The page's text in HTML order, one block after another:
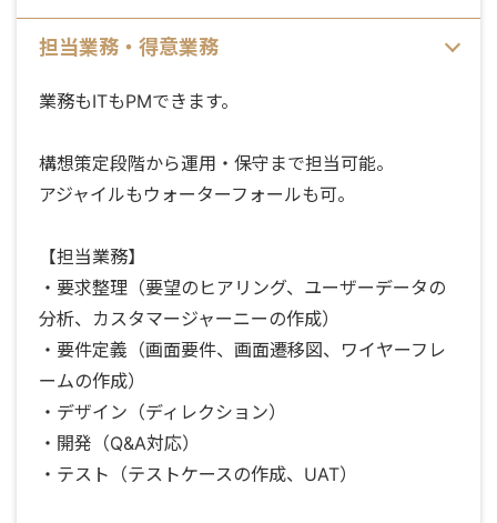
担当業務・得意業務
業務もITもPMできます。
構想策定段階から運用・保守まで担当可能。
アジャイルもウォーターフォールも可。
【担当業務】
・要求整理（要望のヒアリング、ユーザーデータの
分析、カスタマージャーニーの作成）
・要件定義（画面要件、画面遷移図、ワイヤーフレ
ームの作成）
・デザイン（ディレクション）
・開発（Q&A対応）
・テスト（テストケースの作成、UAT）